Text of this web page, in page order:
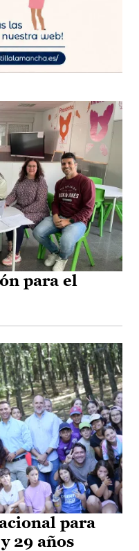
para el
para
29 años